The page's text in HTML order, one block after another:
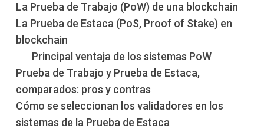
La Prueba de Trabajo (PoW) de una blockchain
La Prueba de Estaca (PoS, Proof of Stake) en
blockchain
Principal ventaja de los sistemas PoW
Prueba de Trabajo y Prueba de Estaca,
comparados: pros y contras
Cómo se seleccionan los validadores en los
sistemas de la Prueba de Estaca